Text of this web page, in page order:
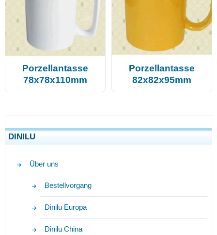
Porzellantasse
78x78x110mm
Porzellantasse
82x82x95mm
DINILU
Über uns
Bestellvorgang
Dinilu Europa
Dinilu China